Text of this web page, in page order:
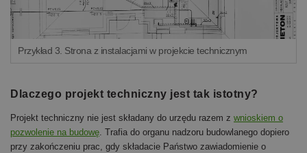
Przykład 3. Strona z instalacjami w projekcie technicznym
Dlaczego projekt techniczny jest tak istotny?
Projekt techniczny nie jest składany do urzędu razem z wnioskiem o
pozwolenie na budowę. Trafia do organu nadzoru budowlanego dopiero
przy zakończeniu prac, gdy składacie Państwo zawiadomienie o